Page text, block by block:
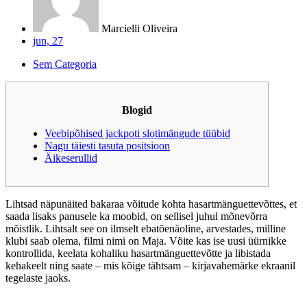
Marcielli Oliveira
jun, 27
Sem Categoria
Blogid
Veebipõhised jackpoti slotimängude tüübid
Nagu täiesti tasuta positsioon
Äikeserullid
Lihtsad näpunäited bakaraa võitude kohta hasartmänguettevõttes, et
saada lisaks panusele ka moobid, on sellisel juhul mõnevõrra
mõistlik. Lihtsalt see on ilmselt ebatõenäoline, arvestades, milline
klubi saab olema, filmi nimi on Maja. Võite kas ise uusi üürnikke
kontrollida, keelata kohaliku hasartmänguettevõtte ja libistada
kehakeelt ning saate – mis kõige tähtsam – kirjavahemärke ekraanil
tegelaste jaoks.